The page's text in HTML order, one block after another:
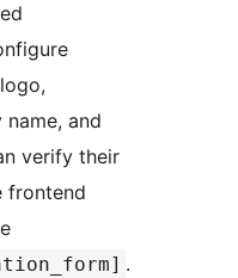
and
verify their
frontend
.